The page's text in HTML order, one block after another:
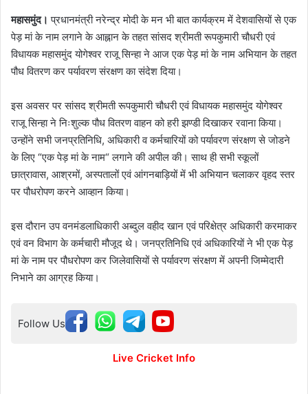
महासमुंद।प्रधानमंत्री नरेन्द्र मोदी के मन भी बात कार्यक्रम में देशवासियों से एक
पेड़ मां के नाम लगाने के आह्नान के तहत सांसद श्रीमती रूपकुमारी चौधरी एवं
विधायक महासमुंद योगेश्वर राजू सिन्हा ने आज एक पेड़ मां के नाम अभियान के तहत
पौध वितरण कर पर्यावरण संरक्षण का संदेश दिया।
इस अवसर पर सांसद श्रीमती रूपकुमारी चौधरी एवं विधायक महासमुंद योगेश्वर
राजू सिन्हा ने निःशुल्क पौध वितरण वाहन को हरी झण्डी दिखाकर रवाना किया।
उन्होंने सभी जनप्रतिनिधि, अधिकारी व कर्मचारियों को पर्यावरण संरक्षण से जोडने
के लिए “एक पेड़ मां के नाम“ लगाने की अपील की। साथ ही सभी स्कूलों
छात्रावास, आश्रमों, अस्पतालों एवं आंगनबाड़ियों में भी अभियान चलाकर वृहद स्तर
पर पौधरोपण करने आव्हान किया।
इस दौरान उप वनमंडलाधिकारी अब्दुल वहीद खान एवं परिक्षेत्र अधिकारी करमाकर
एवं वन विभाग के कर्मचारी मौजूद थे। जनप्रतिनिधि एवं अधिकारियों ने भी एक पेड़
मां के नाम पर पौधरोपण कर जिलेवासियों से पर्यावरण संरक्षण में अपनी जिम्मेदारी
निभाने का आग्रह किया।
Follow Us
Live Cricket Info